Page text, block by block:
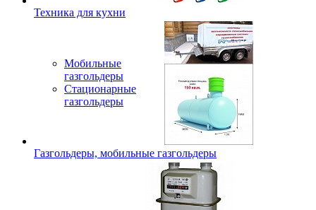
Техника для кухни
Мобильные
газгольдеры
Стационарные
газгольдеры
Газгольдеры, мобильные газгольдеры